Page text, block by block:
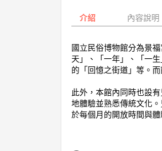
介紹 內容說明
國立民俗博物館分為景
天」、「一年」、「一
的「回憶之街道」等。
此外，本館內同時也設
地體驗並熟悉傳統文化
於每個月的開放時間與